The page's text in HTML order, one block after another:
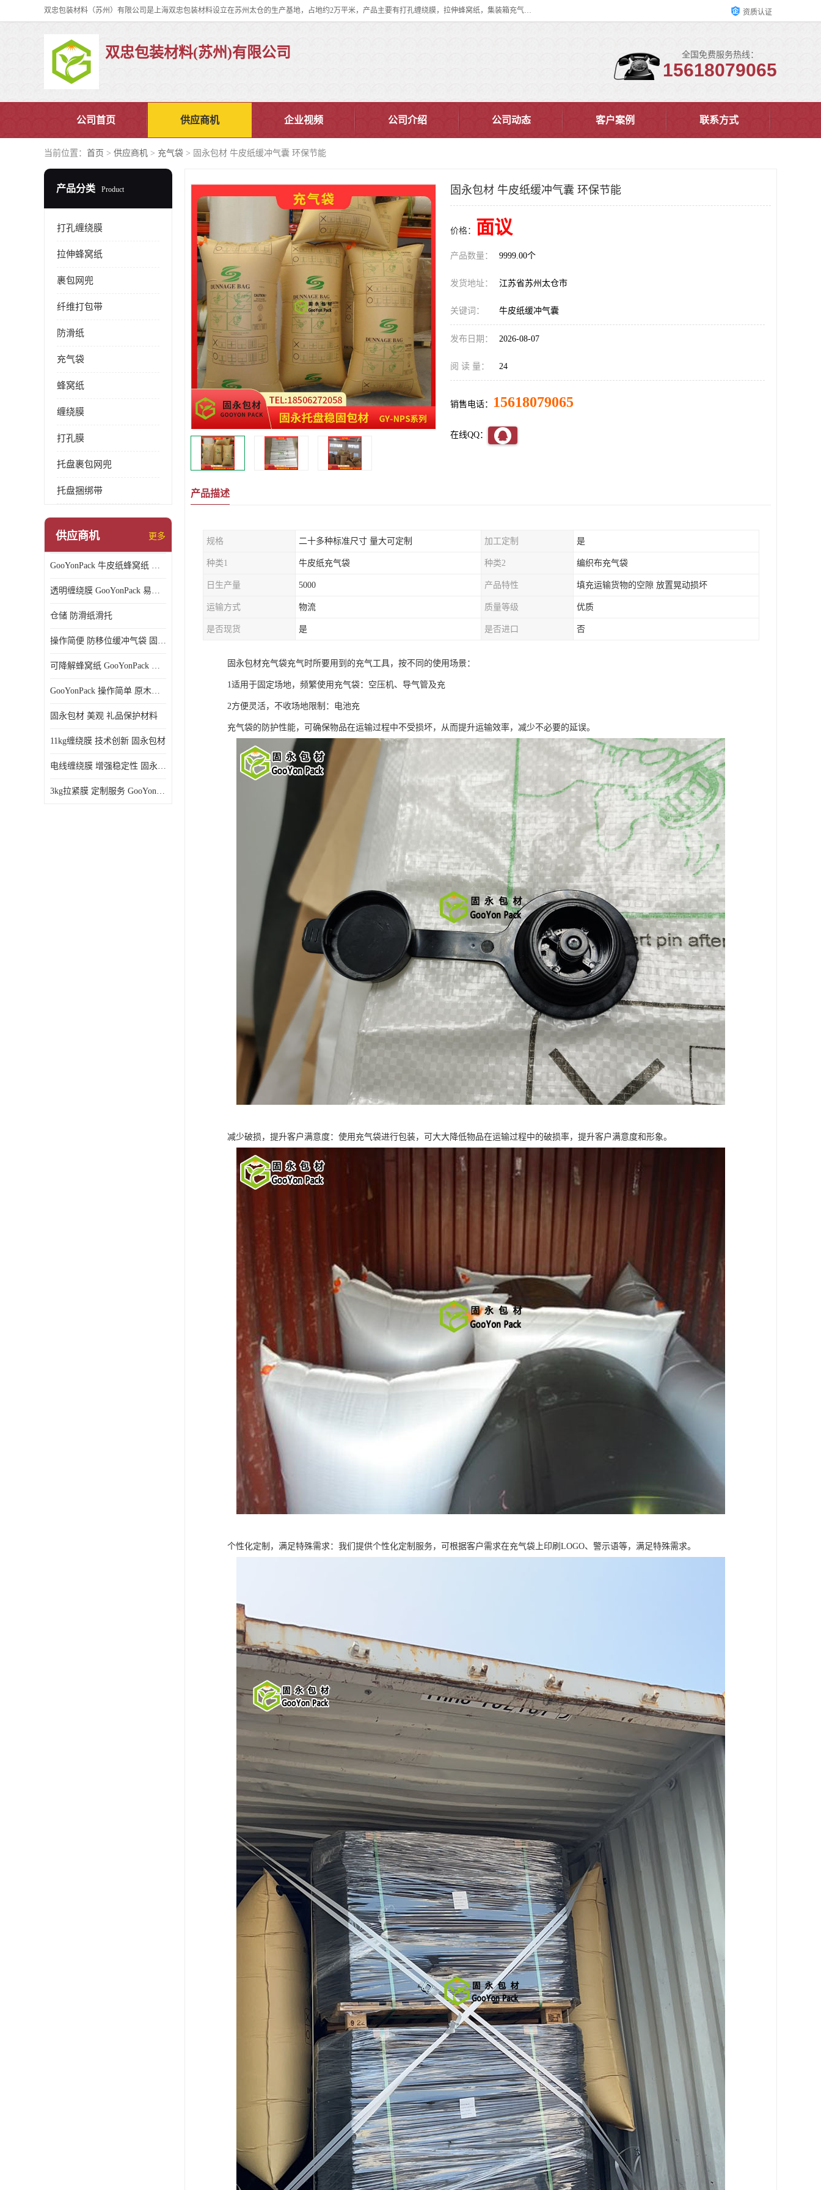
双忠包装材料（苏州）有限公司是上海双忠包装材料设立在苏州太仓的生产基地，占地约2万平米，产品主要有打孔缠绕膜，拉伸蜂窝纸，集装箱充气袋，滑托板，打包带，裹包网兜，防滑纸等箱体和托盘的运输和保护性包材。固永包材®，GooYon Pack®，是我们保护性包装材料的专属品牌。 资质认证
双忠包装材料(苏州)有限公司 全国免费服务热线：
15618079065
公司首页 供应商机 企业视频 公司介绍 公司动态 客户案例 联系方式
当前位置： 首页 > 供应商机 > 充气袋 > 固永包材 牛皮纸缓冲气囊 环保节能
产品分类 Product
打孔缠绕膜
拉伸蜂窝纸
裹包网兜
纤维打包带
防滑纸
充气袋
蜂窝纸
缠绕膜
打孔膜
托盘裹包网兜
托盘捆绑带
供应商机 更多
GooYonPack 牛皮纸蜂窝纸 循环使用
透明缠绕膜 GooYonPack 易撕扯不残留
仓储 防滑纸滑托
操作简便 防移位缓冲气袋 固永包材
可降解蜂窝纸 GooYonPack 循环使用
GooYonPack 操作简单 原木浆蜂巢网格纸
固永包材 美观 礼品保护材料
11kg缠绕膜 技术创新 固永包材
电线缠绕膜 增强稳定性 固永包材
3kg拉紧膜 定制服务 GooYonPack
固永包材 牛皮纸缓冲气囊 环保节能
价格： 面议
产品数量： 9999.00个
发货地址： 江苏省苏州太仓市
关键词： 牛皮纸缓冲气囊
发布日期： 2026-08-07
阅 读 量： 24
销售电话： 15618079065
在线QQ：
产品描述
规格 二十多种标准尺寸 量大可定制 加工定制 是
种类1 牛皮纸充气袋 种类2 编织布充气袋
日生产量 5000 产品特性 填充运输货物的空隙 放置晃动损坏
运输方式 物流 质量等级 优质
是否现货 是 是否进口 否
固永包材充气袋充气时所要用到的充气工具，按不同的使用场景：
1适用于固定场地，频繁使用充气袋：空压机、导气管及充
2方便灵活，不收场地限制：电池充
充气袋的防护性能，可确保物品在运输过程中不受损坏，从而提升运输效率，减少不必要的延误。
减少破损，提升客户满意度：使用充气袋进行包装，可大大降低物品在运输过程中的破损率，提升客户满意度和形象。
个性化定制，满足特殊需求：我们提供个性化定制服务，可根据客户需求在充气袋上印刷LOGO、警示语等，满足特殊需求。